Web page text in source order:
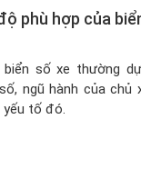
phù hợp của
biển số xe thường
ngũ hành của chủ
yếu tố đó.